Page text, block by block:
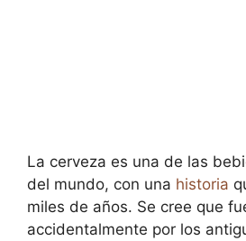
La cerveza es una de las
del mundo, con una historia
miles de años. Se cree que
accidentalmente por los